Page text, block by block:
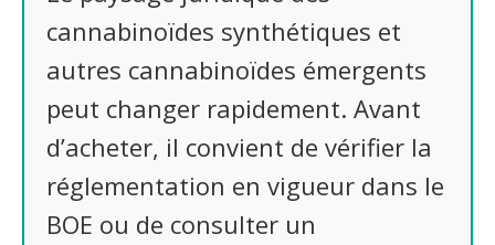
cannabinoïdes synthétiques et
autres cannabinoïdes émergents
peut changer rapidement. Avant
d’acheter, il convient de vérifier la
réglementation en vigueur dans le
BOE ou de consulter un